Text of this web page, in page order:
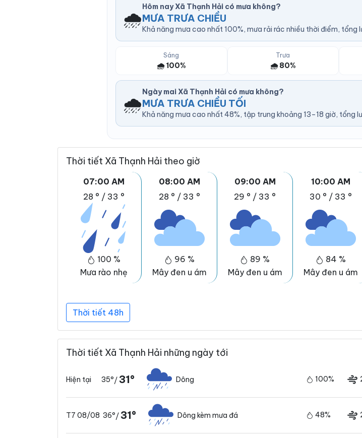
🌧️
Hôm nay Xã Thạnh Hải có mưa không?
MƯA TRƯA CHIỀU
Khả năng mưa cao nhất 100%, mưa rải rác nhiều thời điểm, tổng
Sáng
🌧️ 100%
Trưa
🌧️ 80%
🌧️
Ngày mai Xã Thạnh Hải có mưa không?
MƯA TRƯA CHIỀU TỐI
Khả năng mưa cao nhất 48%, tập trung khoảng 13–18 giờ, tổng
Thời tiết Xã Thạnh Hải theo giờ
07:00 AM
28 ° / 33 °
100 %
Mưa rào nhẹ
08:00 AM
28 ° / 33 °
96 %
Mây đen u ám
09:00 AM
29 ° / 33 °
89 %
Mây đen u ám
10:00 AM
30 ° / 33 °
84 %
Mây đen u ám
Thời tiết 48h
Thời tiết Xã Thạnh Hải những ngày tới
Hiện tại 35°/31° Dông 100%
T7 08/08 36°/31° Dông kèm mưa đá 48%